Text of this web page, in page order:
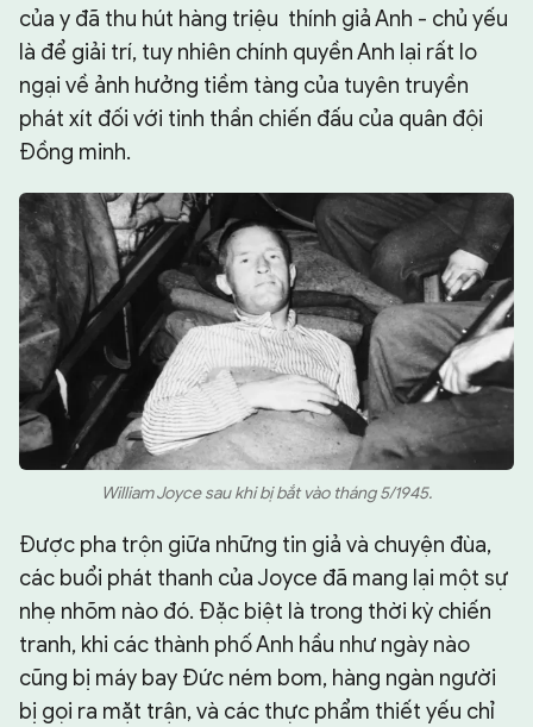
của y đã thu hút hàng triệu thính giả Anh - chủ yếu
là để giải trí, tuy nhiên chính quyền Anh lại rất lo
ngại về ảnh hưởng tiềm tàng của tuyên truyền
phát xít đối với tinh thần chiến đấu của quân đội
Đồng minh.
William Joyce sau khi bị bắt vào tháng 5/1945.
Được pha trộn giữa những tin giả và chuyện đùa,
các buổi phát thanh của Joyce đã mang lại một sự
nhẹ nhõm nào đó. Đặc biệt là trong thời kỳ chiến
tranh, khi các thành phố Anh hầu như ngày nào
cũng bị máy bay Đức ném bom, hàng ngàn người
bị gọi ra mặt trận, và các thực phẩm thiết yếu chỉ